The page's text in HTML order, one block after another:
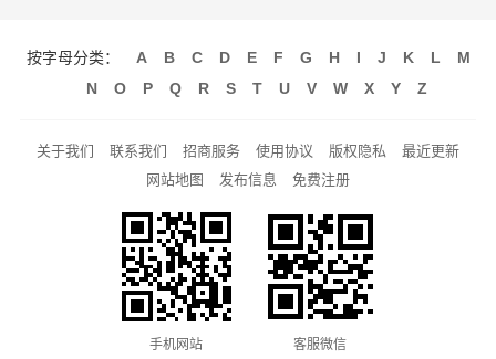
按字母分类： A B C D E F G H I J K L
M
N
O P Q R S T U V W X Y Z
关于我们 联系我们 招商服务 使用协议 版权隐私
最近更新
网站地图
发布信息 免费注册
手机网站 客服微信